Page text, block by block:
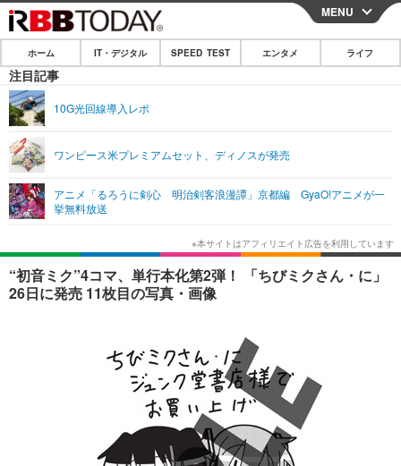
CLOSE
ホーム
IT・デジタル
ショッピング その他
SPEED TEST
エンタメ
エンタメTOP
韓国・芸能
音楽 スポーツ
ショッピング
ライフ
ライフTOP グルメ
ペット ショッピング
リリース一覧
プッシュ通知の停止方法
MENU
ホーム IT・デジタル SPEED TEST エンタメ ライフ
注目記事
10G光回線導入レポ
ワンピース米プレミアムセット、ディノスが発売
アニメ「るろうに剣心 明治剣客浪漫譚」京都編 GyaO!アニメが一
挙無料放送
“初音ミク”4コマ、単行本化第2弾！ 「ちびミクさん・に」
26日に発売 11枚目の写真・画像